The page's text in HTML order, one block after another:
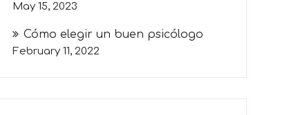
May 15, 2023
Cómo elegir un buen psicólogo
February 11, 2022